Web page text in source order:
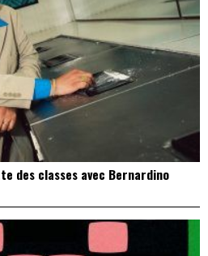
des classes avec Bernardino